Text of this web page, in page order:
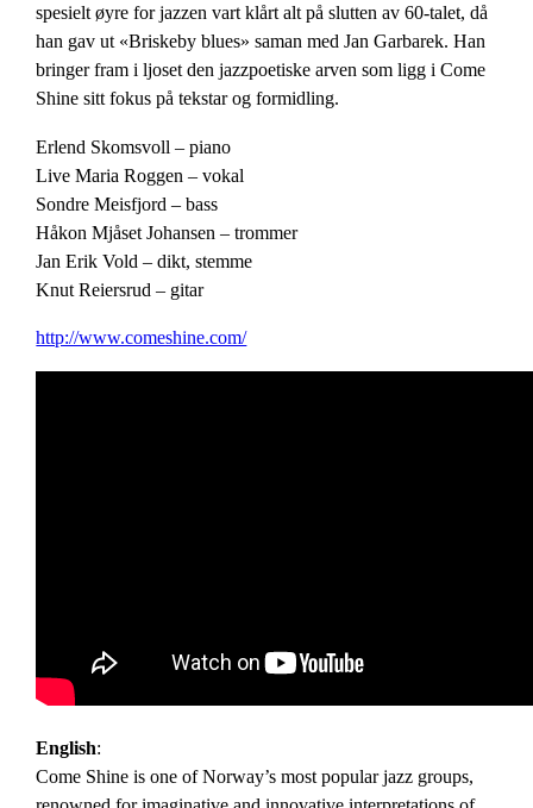
spesielt øyre for jazzen vart klårt alt på slutten av 60-talet, då
han gav ut «Briskeby blues» saman med Jan Garbarek. Han
bringer fram i ljoset den jazzpoetiske arven som ligg i Come
Shine sitt fokus på tekstar og formidling.
Erlend Skomsvoll – piano
Live Maria Roggen – vokal
Sondre Meisfjord – bass
Håkon Mjåset Johansen – trommer
Jan Erik Vold – dikt, stemme
Knut Reiersrud – gitar
http://www.comeshine.com/
English:
Come Shine is one of Norway’s most popular jazz groups,